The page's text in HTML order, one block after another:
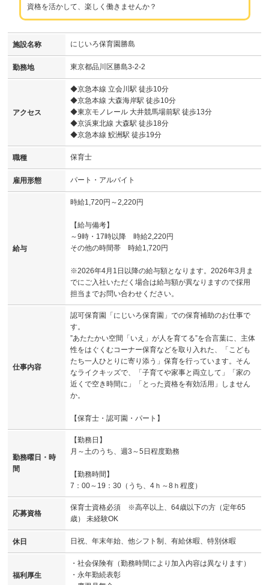
資格を活かして、楽しく働きませんか？
施設名称 にじいろ保育園勝島
勤務地 東京都品川区勝島3-2-2
アクセス
◆京急本線 立会川駅 徒歩10分
◆京急本線 大森海岸駅 徒歩10分
◆東京モノレール 大井競馬場前駅 徒歩13分
◆京浜東北線 大森駅 徒歩18分
◆京急本線 鮫洲駅 徒歩19分
職種 保育士
雇用形態 パート・アルバイト
給与
時給1,720円～2,220円
【給与備考】
～9時・17時以降 時給2,220円
その他の時間帯 時給1,720円
※2026年4月1日以降の給与額となります。2026年3月ま
でにご入社いただく場合は給与額が異なりますので採用
担当までお問い合わせください。
仕事内容
認可保育園「にじいろ保育園」での保育補助のお仕事で
す。
”あたたかい空間「いえ」が人を育てる”を合言葉に、主体
性をはぐくむコーナー保育などを取り入れた、「こども
たち一人ひとりに寄り添う」保育を行っています。そん
なライクキッズで、「子育てや家事と両立して」「家の
近くで空き時間に」「とった資格を有効活用」しません
か。
【保育士・認可園・パート】
勤務曜日・時
間
【勤務日】
月～土のうち、週3～5日程度勤務
【勤務時間】
7：00～19：30（うち、4ｈ～8ｈ程度）
応募資格
保育士資格必須 ※高卒以上、64歳以下の方（定年65
歳） 未経験OK
休日 日祝、年末年始、他シフト制、有給休暇、特別休暇
福利厚生
・社会保険有（勤務時間により加入内容は異なります）
・永年勤続表彰